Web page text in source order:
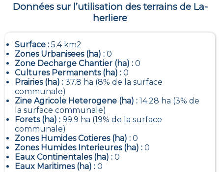
Données sur l’utilisation des terrains de La-
herliere
Surface : 5.4 km2
Zones Urbanisees (ha) : 0
Zone Decharge Chantier (ha) : 0
Cultures Permanents (ha) : 0
Prairies (ha) : 37.8 ha (8% de la surface
communale)
Zine Agricole Heterogene (ha) : 14.28 ha (3% de
la surface communale)
Forets (ha) : 99.9 ha (19% de la surface
communale)
Zones Humides Cotieres (ha) : 0
Zones Humides Interieures (ha) : 0
Eaux Continentales (ha) : 0
Eaux Maritimes (ha) : 0